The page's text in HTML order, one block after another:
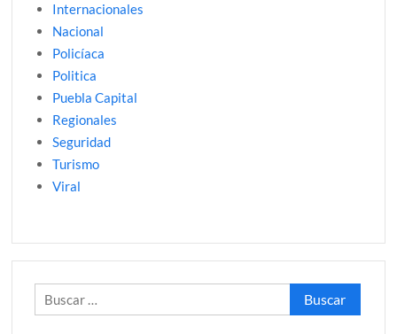
Internacionales
Nacional
Policíaca
Politica
Puebla Capital
Regionales
Seguridad
Turismo
Viral
Buscar: